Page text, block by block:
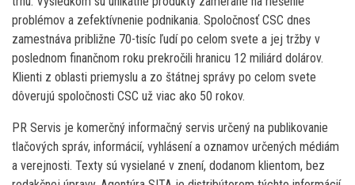
problémov a zefektívnenie podnikania. Spoločnosť CSC dnes
zamestnáva približne 70-tisíc ľudí po celom svete a jej tržby v
poslednom finančnom roku prekročili hranicu 12 miliárd dolárov.
Klienti z oblasti priemyslu a zo štátnej správy po celom svete
dôverujú spoločnosti CSC už viac ako 50 rokov.
PR Servis je komerčný informačný servis určený na publikovanie
tlačových správ, informácií, vyhlásení a oznamov určených médiám
a verejnosti. Texty sú vysielané v znení, dodanom klientom, bez